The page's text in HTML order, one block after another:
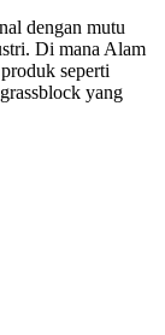
dengan mutu
Di mana Alam
seperti
yang